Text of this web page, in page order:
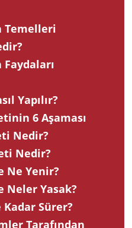
Temelleri
Yapılır?
6 Aşaması
Nedir?
Nedir?
Ne Yenir?
Neler Yasak?
Sürer?
Tarafından